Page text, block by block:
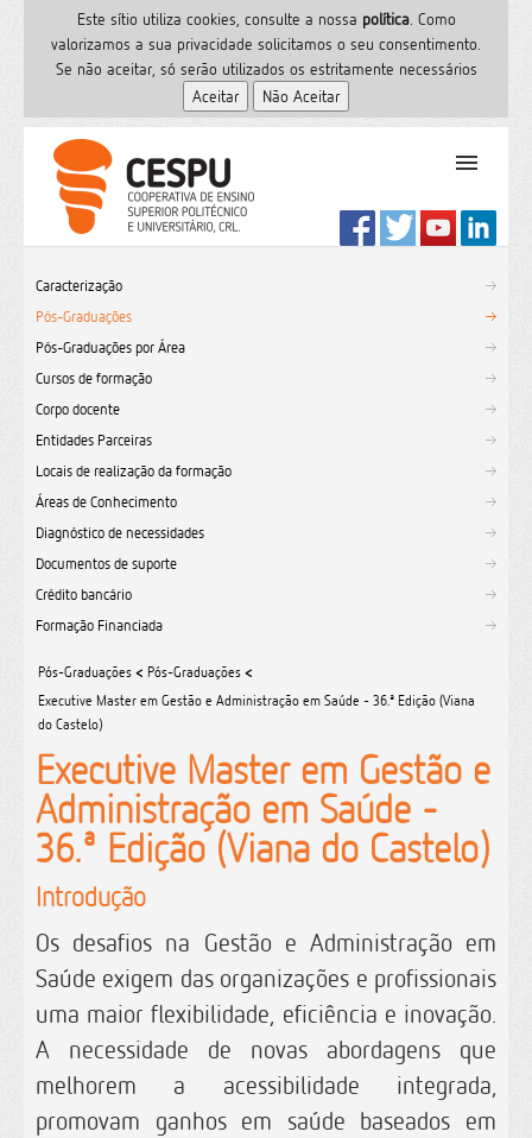
Este sítio utiliza cookies, consulte a nossa polí­tica. Como
valorizamos a sua privacidade solicitamos o seu consentimento.
Se não aceitar, só serão utilizados os estritamente necessários
PT
Formação
Serviços de Saúde
CESPU
Sites do grupo
Utilizador
Contactos
Caracterização
Pós-Graduações
Pós-Graduações por Área
Cursos de formação
Corpo docente
Entidades Parceiras
Locais de realização da formação
Áreas de Conhecimento
Diagnóstico de necessidades
Documentos de suporte
Crédito bancário
Formação Financiada
Pós-Graduações < Pós-Graduações <
Executive Master em Gestão e Administração em Saúde - 36.ª Edição (Viana
do Castelo)
Executive Master em Gestão e
Administração em Saúde -
36.ª Edição (Viana do Castelo)
Introdução
Os desafios na Gestão e Administração em
Saúde exigem das organizações e profissionais
uma maior flexibilidade, eficiência e inovação.
A necessidade de novas abordagens que
melhorem a acessibilidade integrada,
promovam ganhos em saúde baseados em